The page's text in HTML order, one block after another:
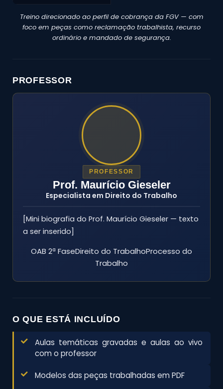
Treino direcionado ao perfil de cobrança da FGV — com
foco em peças como reclamação trabalhista, recurso
ordinário e mandado de segurança.
PROFESSOR
PROFESSOR
Prof. Maurício Gieseler
Especialista em Direito do Trabalho
[Mini biografia do Prof. Maurício Gieseler — texto
a ser inserido]
OAB 2ª FaseDireito do TrabalhoProcesso do
Trabalho
O QUE ESTÁ INCLUÍDO
Aulas temáticas gravadas e aulas ao vivo
com o professor
Modelos das peças trabalhadas em PDF